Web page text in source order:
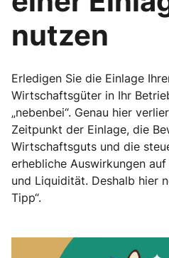
nutzen
Erledigen Sie die Einlage
Wirtschaftsgüter in Ihr
„nebenbei“. Genau hier
Zeitpunkt der Einlage, die
Wirtschaftsguts und die
erhebliche Auswirkungen
und Liquidität. Deshalb hier
Tipp“.